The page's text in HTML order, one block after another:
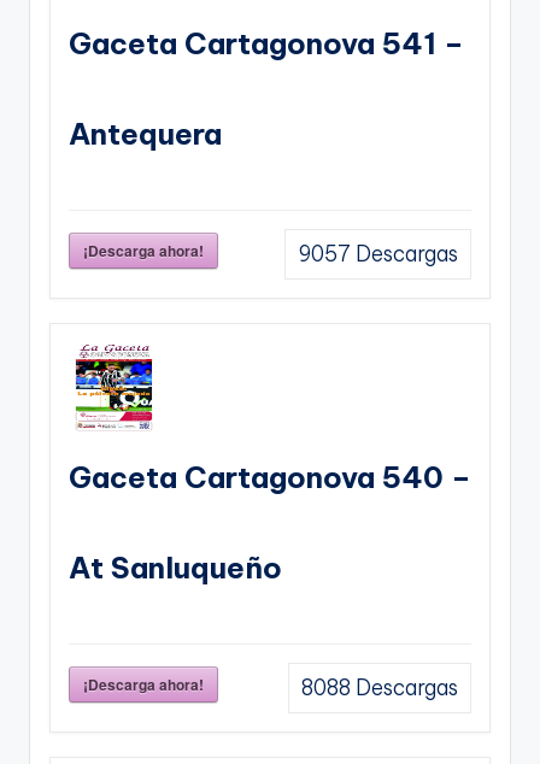
Gaceta Cartagonova 541 –
Antequera
¡Descarga ahora! 9057 Descargas
Gaceta Cartagonova 540 –
At Sanluqueño
¡Descarga ahora! 8088 Descargas